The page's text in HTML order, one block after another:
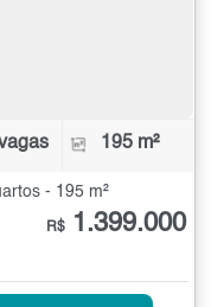
195 m²
- 195 m²
R$ 1.399.000